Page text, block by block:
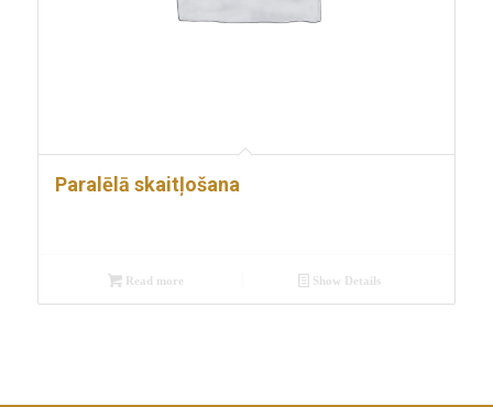
Paralēlā skaitļošana
Read more Show Details